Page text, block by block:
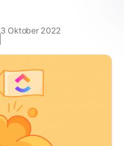
3 Oktober 2022